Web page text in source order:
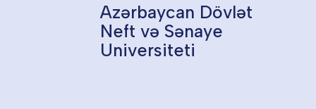
Azərbaycan Dövlət
Neft və Sənaye
Universiteti